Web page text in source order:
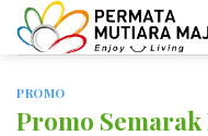
Skip
to
PROMO
Promo Semarak